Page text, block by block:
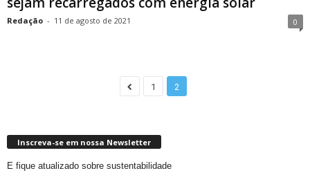
Redação - 11 de agosto de 2021 0
1 2
Inscreva-se em nossa Newsletter
E fique atualizado sobre sustentabilidade